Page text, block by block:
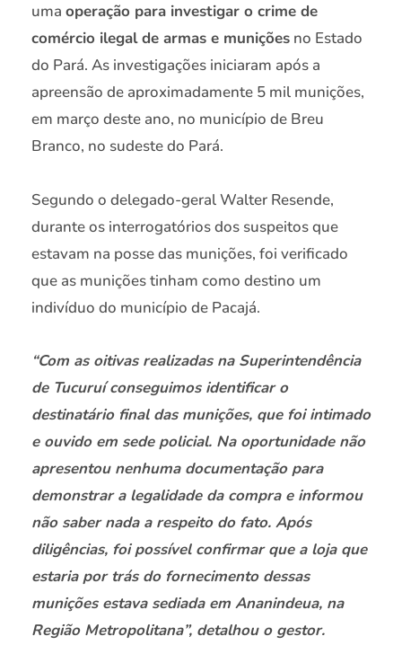
uma operação para investigar o crime de
comércio ilegal de armas e munições no Estado
do Pará. As investigações iniciaram após a
apreensão de aproximadamente 5 mil munições,
em março deste ano, no município de Breu
Branco, no sudeste do Pará.
Segundo o delegado-geral Walter Resende,
durante os interrogatórios dos suspeitos que
estavam na posse das munições, foi verificado
que as munições tinham como destino um
indivíduo do município de Pacajá.
“Com as oitivas realizadas na Superintendência
de Tucuruí conseguimos identificar o
destinatário final das munições, que foi intimado
e ouvido em sede policial. Na oportunidade não
apresentou nenhuma documentação para
demonstrar a legalidade da compra e informou
não saber nada a respeito do fato. Após
diligências, foi possível confirmar que a loja que
estaria por trás do fornecimento dessas
munições estava sediada em Ananindeua, na
Região Metropolitana”, detalhou o gestor.